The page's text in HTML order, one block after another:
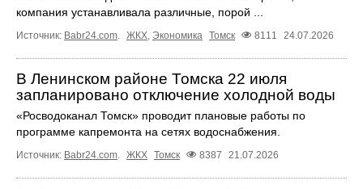
компания устанавливала различные, порой ...
Источник: Babr24.com. ЖКХ, Экономика Томск 8111 24.07.2026
В Ленинском районе Томска 22 июля
запланировано отключение холодной воды
«Росводоканал Томск» проводит плановые работы по
программе капремонта на сетях водоснабжения.
Источник: Babr24.com. ЖКХ Томск 8387 21.07.2026